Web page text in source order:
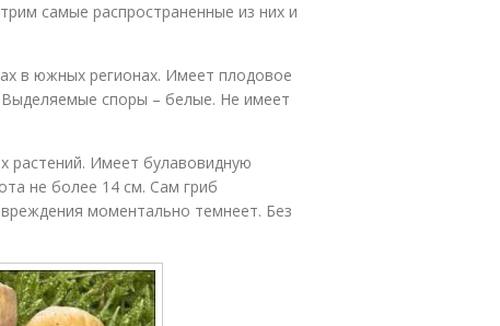
самые распространенные из них и
в южных регионах. Имеет плодовое
споры – белые. Не имеет
растений. Имеет булавовидную
не более 14 см. Сам гриб
моментально темнеет. Без